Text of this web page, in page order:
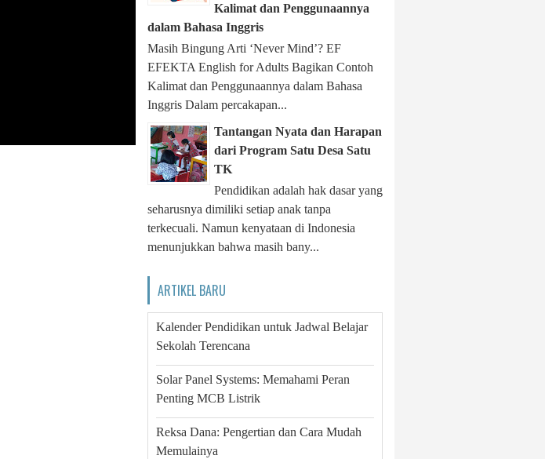
Kalimat dan Penggunaannya
dalam Bahasa Inggris
Masih Bingung Arti ‘Never Mind’? EF
EFEKTA English for Adults Bagikan Contoh
Kalimat dan Penggunaannya dalam Bahasa
Inggris Dalam percakapan...
Tantangan Nyata dan Harapan
dari Program Satu Desa Satu
TK
Pendidikan adalah hak dasar yang
seharusnya dimiliki setiap anak tanpa
terkecuali. Namun kenyataan di Indonesia
menunjukkan bahwa masih bany...
ARTIKEL BARU
Kalender Pendidikan untuk Jadwal Belajar
Sekolah Terencana
Solar Panel Systems: Memahami Peran
Penting MCB Listrik
Reksa Dana: Pengertian dan Cara Mudah
Memulainya